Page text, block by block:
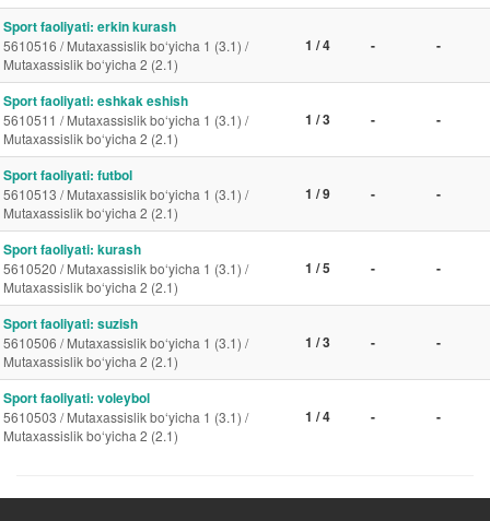
Sport faoliyati: erkin kurash
5610516 / Mutaxassislik bo‘yicha 1 (3.1) /
Mutaxassislik bo‘yicha 2 (2.1)
1 / 4 - -
Sport faoliyati: eshkak eshish
5610511 / Mutaxassislik bo‘yicha 1 (3.1) /
Mutaxassislik bo‘yicha 2 (2.1)
1 / 3 - -
Sport faoliyati: futbol
5610513 / Mutaxassislik bo‘yicha 1 (3.1) /
Mutaxassislik bo‘yicha 2 (2.1)
1 / 9 - -
Sport faoliyati: kurash
5610520 / Mutaxassislik bo‘yicha 1 (3.1) /
Mutaxassislik bo‘yicha 2 (2.1)
1 / 5 - -
Sport faoliyati: suzish
5610506 / Mutaxassislik bo‘yicha 1 (3.1) /
Mutaxassislik bo‘yicha 2 (2.1)
1 / 3 - -
Sport faoliyati: voleybol
5610503 / Mutaxassislik bo‘yicha 1 (3.1) /
Mutaxassislik bo‘yicha 2 (2.1)
1 / 4 - -